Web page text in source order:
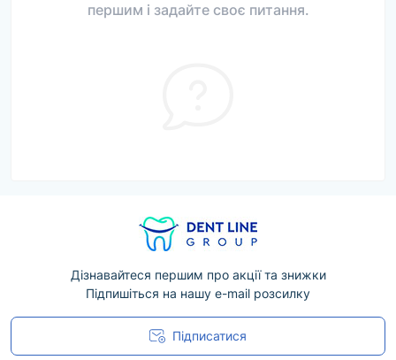
першим і задайте своє питання.
Дізнавайтеся першим про акції та знижки
Підпишіться на нашу e-mail розсилку
Підписатися